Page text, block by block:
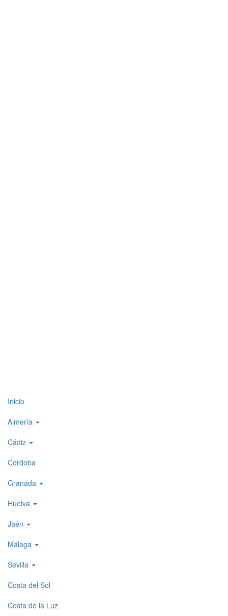
Top
level
1
Inicio
Almería
Cádiz
Córdoba
Granada
Huelva
Jaén
Málaga
Sevilla
Costa del Sol
Costa de la Luz